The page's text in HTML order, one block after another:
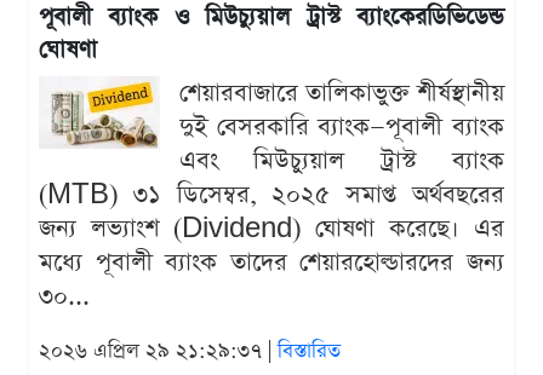
পূবালী ব্যাংক ও মিউচ্যুয়াল ট্রাস্ট ব্যাংকেরডিভিডেন্ড
ঘোষণা
শেয়ারবাজারে তালিকাভুক্ত শীর্ষস্থানীয়
দুই বেসরকারি ব্যাংক—পূবালী ব্যাংক
এবং মিউচ্যুয়াল ট্রাস্ট ব্যাংক
(MTB) ৩১ ডিসেম্বর, ২০২৫ সমাপ্ত অর্থবছরের
জন্য লভ্যাংশ (Dividend) ঘোষণা করেছে। এর
মধ্যে পূবালী ব্যাংক তাদের শেয়ারহোল্ডারদের জন্য
৩০...
২০২৬ এপ্রিল ২৯ ২১:২৯:৩৭ |বিস্তারিত